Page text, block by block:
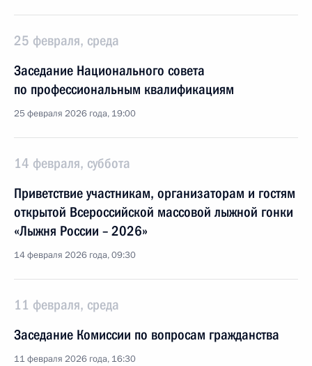
25 февраля, среда
Заседание Национального совета
по профессиональным квалификациям
25 февраля 2026 года, 19:00
14 февраля, суббота
Приветствие участникам, организаторам и гостям
открытой Всероссийской массовой лыжной гонки
«Лыжня России – 2026»
14 февраля 2026 года, 09:30
11 февраля, среда
Заседание Комиссии по вопросам гражданства
11 февраля 2026 года, 16:30